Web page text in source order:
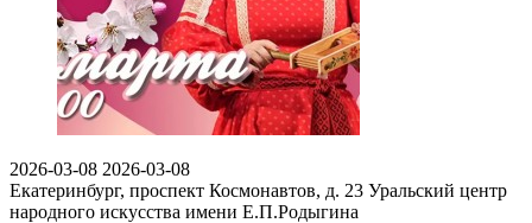
2026-03-08 2026-03-08
Екатеринбург, проспект Космонавтов, д. 23 Уральский центр
народного искусства имени Е.П.Родыгина